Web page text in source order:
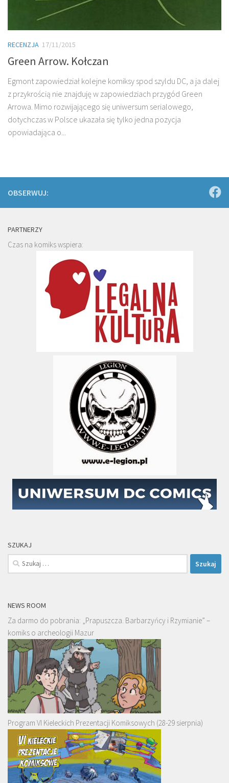
RECENZJA 17/11/2015
Green Arrow. Kołczan
Egmont zapowiedział kolejne komiksy spod szyldu DC, a ja dalej
z przykrością nie znajduję w zapowiedziach przygód Green
Arrowa. Mimo rozwijającego się uniwersum serialowego,
dotychczas w Polsce ukazała się tylko jedna pozycja
opowiadająca o...
OBSERWUJ:
PARTNERZY
Czas na komiks wspiera:
SZUKAJ
Szukaj:
NEWS ROOM
Za darmo do pobrania: „Prapuszcza. Barbarzyńcy i Rzymianie” –
komiks o archeologii Mazur
Program VI Kieleckich Prezentacji Komiksowych (28-29 sierpnia)